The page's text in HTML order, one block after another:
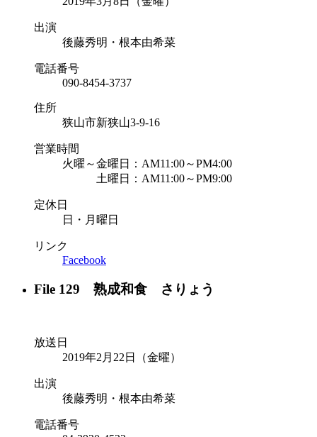
出演
後藤秀明・根本由希菜
電話番号
090-8454-3737
住所
狭山市新狭山3-9-16
営業時間
火曜～金曜日：AM11:00～PM4:00
土曜日：AM11:00～PM9:00
定休日
日・月曜日
リンク
Facebook
File 129 熟成和食 さりょう
放送日
2019年2月22日（金曜）
出演
後藤秀明・根本由希菜
電話番号